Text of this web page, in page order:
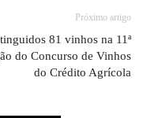
Próximo artigo
81 vinhos na 11ª
do Concurso de Vinhos
do Crédito Agrícola